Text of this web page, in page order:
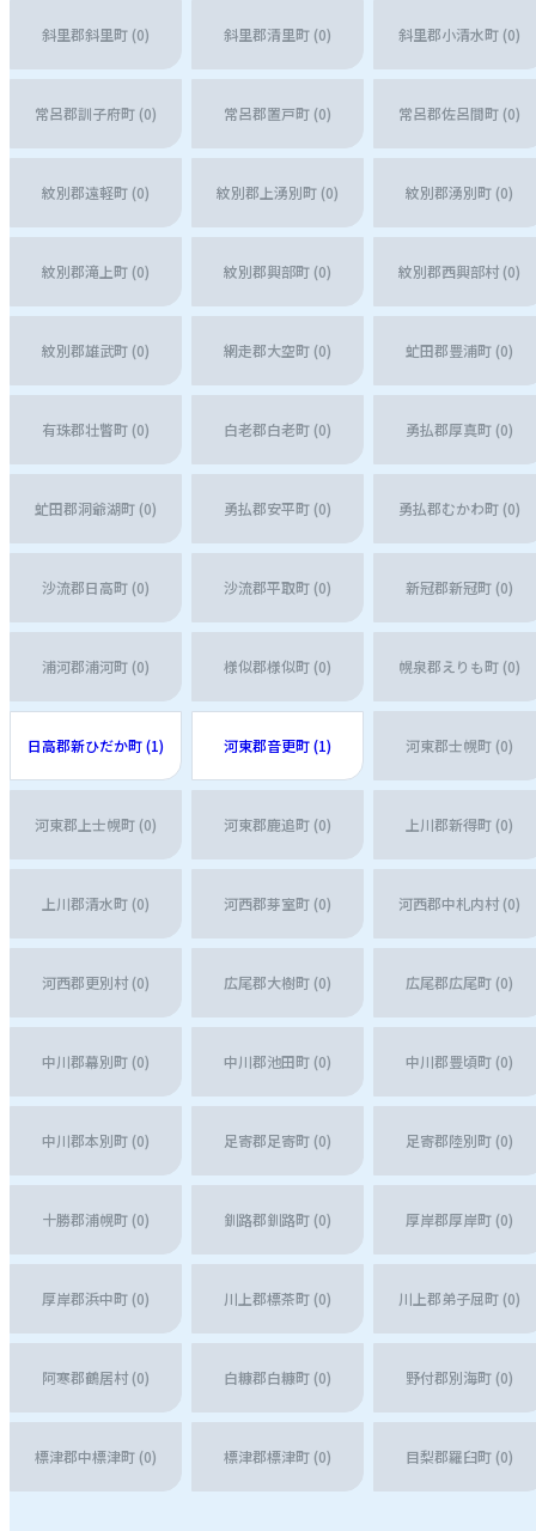
斜里郡斜里町 (0) 斜里郡清里町 (0) 斜里郡小清水町 (0)
常呂郡訓子府町 (0) 常呂郡置戸町 (0) 常呂郡佐呂間町 (0)
紋別郡遠軽町 (0) 紋別郡上湧別町 (0) 紋別郡湧別町 (0)
紋別郡滝上町 (0) 紋別郡興部町 (0) 紋別郡西興部村 (0)
紋別郡雄武町 (0) 網走郡大空町 (0) 虻田郡豊浦町 (0)
有珠郡壮瞥町 (0) 白老郡白老町 (0) 勇払郡厚真町 (0)
虻田郡洞爺湖町 (0) 勇払郡安平町 (0) 勇払郡むかわ町 (0)
沙流郡日高町 (0) 沙流郡平取町 (0) 新冠郡新冠町 (0)
浦河郡浦河町 (0) 様似郡様似町 (0) 幌泉郡えりも町 (0)
日高郡新ひだか町 (1) 河東郡音更町 (1) 河東郡士幌町 (0)
河東郡上士幌町 (0) 河東郡鹿追町 (0) 上川郡新得町 (0)
上川郡清水町 (0) 河西郡芽室町 (0) 河西郡中札内村 (0)
河西郡更別村 (0) 広尾郡大樹町 (0) 広尾郡広尾町 (0)
中川郡幕別町 (0) 中川郡池田町 (0) 中川郡豊頃町 (0)
中川郡本別町 (0) 足寄郡足寄町 (0) 足寄郡陸別町 (0)
十勝郡浦幌町 (0) 釧路郡釧路町 (0) 厚岸郡厚岸町 (0)
厚岸郡浜中町 (0) 川上郡標茶町 (0) 川上郡弟子屈町 (0)
阿寒郡鶴居村 (0) 白糠郡白糠町 (0) 野付郡別海町 (0)
標津郡中標津町 (0) 標津郡標津町 (0) 目梨郡羅臼町 (0)